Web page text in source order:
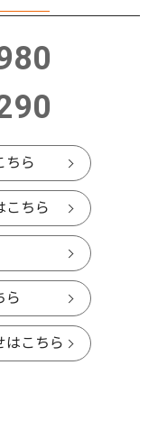
ちら
こちら
ら
はこちら